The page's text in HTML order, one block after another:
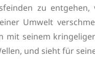
zu
Umwelt
mit seinem
und sieht für